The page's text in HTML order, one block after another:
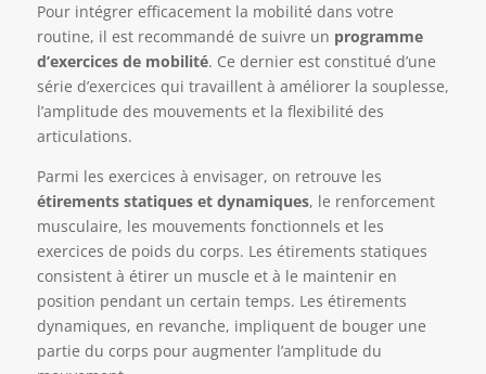
Pour intégrer efficacement la mobilité dans votre
routine, il est recommandé de suivre un programme
d’exercices de mobilité. Ce dernier est constitué d’une
série d’exercices qui travaillent à améliorer la souplesse,
l’amplitude des mouvements et la flexibilité des
articulations.
Parmi les exercices à envisager, on retrouve les
étirements statiques et dynamiques, le renforcement
musculaire, les mouvements fonctionnels et les
exercices de poids du corps. Les étirements statiques
consistent à étirer un muscle et à le maintenir en
position pendant un certain temps. Les étirements
dynamiques, en revanche, impliquent de bouger une
partie du corps pour augmenter l’amplitude du